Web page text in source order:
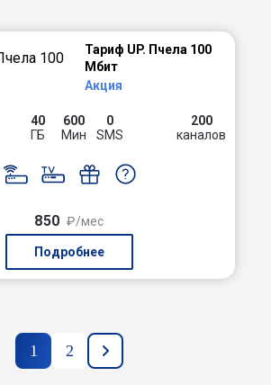
Тариф UP. Пчела 100
Мбит
Акция
40
ГБ
600
Мин
0
SMS
200
каналов
850 ₽/мес
Подробнее
1 2